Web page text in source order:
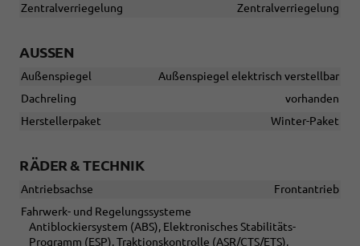
Zentralverriegelung
Zentralverriegelung
AUSSEN
Außenspiegel
Außenspiegel elektrisch verstellbar
Dachreling
vorhanden
Herstellerpaket
Winter-Paket
RÄDER & TECHNIK
Antriebsachse
Frontantrieb
Fahrwerk- und Regelungssysteme
Antiblockiersystem (ABS), Elektronisches Stabilitäts-
Programm (ESP), Traktionskontrolle (ASR/CTS/ETS),